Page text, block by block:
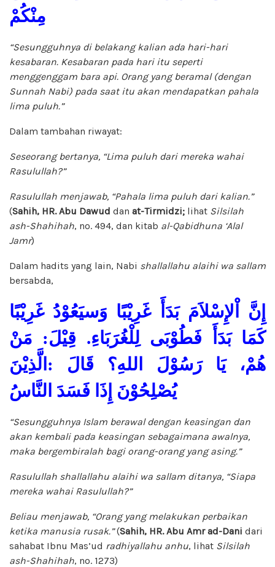
مِنْكُمْ
“Sesungguhnya di belakang kalian ada hari-hari
kesabaran. Kesabaran pada hari itu seperti
menggenggam bara api. Orang yang beramal (dengan
Sunnah Nabi) pada saat itu akan mendapatkan pahala
lima puluh.”
Dalam tambahan riwayat:
Seseorang bertanya, “Lima puluh dari mereka wahai
Rasulullah?”
Rasulullah menjawab, “Pahala lima puluh dari kalian.”
(Sahih, HR. Abu Dawud dan at-Tirmidzi; lihat Silsilah
ash-Shahihah, no. 494, dan kitab al-Qabidhuna ‘Alal
Jamr)
Dalam hadits yang lain, Nabi shallallahu alaihi wa sallam
bersabda,
إِنَّ اْلإِسْلاَمَ بَدَأَ غَرِيْبًا وَسيَعُوْدُ غَرِيْبًا
كَمَا بَدَأَ فَطُوْبَى لِلْغُرَبَاءِ. قِيْلَ: مَنْ
هُمْ، يَا رَسُوْلَ اللهِ؟ قَالَ :الَّذِيْنَ
يُصْلِحُوْنَ إِذَا فَسَدَ النَّاسُ
“Sesungguhnya Islam berawal dengan keasingan dan
akan kembali pada keasingan sebagaimana awalnya,
maka bergembiralah bagi orang-orang yang asing.”
Rasulullah shallallahu alaihi wa sallam ditanya, “Siapa
mereka wahai Rasulullah?”
Beliau menjawab, “Orang yang melakukan perbaikan
ketika manusia rusak.”(Sahih, HR. Abu Amr ad-Dani dari
sahabat Ibnu Mas’ud radhiyallahu anhu, lihat Silsilah
ash-Shahihah, no. 1273)